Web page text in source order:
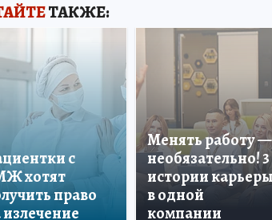
ТАКЖЕ:
с
хотят
право
Менять работу —
необязательно! 3
истории карьеры
в одной
компании